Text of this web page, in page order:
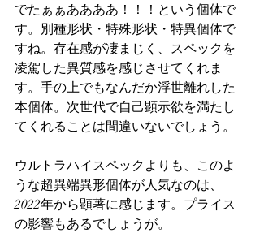
でたぁぁああああ！！！という個体で
す。別種形状・特殊形状・特異個体で
すね。存在感が凄まじく、スペックを
凌駕した異質感を感じさせてくれま
す。手の上でもなんだか浮世離れした
本個体。次世代で自己顕示欲を満たし
てくれることは間違いないでしょう。
ウルトラハイスペックよりも、このよ
うな超異端異形個体が人気なのは、
2022年から顕著に感じます。プライス
の影響もあるでしょうが。